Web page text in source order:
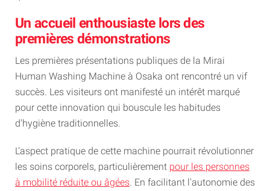
Un accueil enthousiaste lors des
premières démonstrations
Les premières présentations publiques de la Mirai
Human Washing Machine à Osaka ont rencontré un vif
succès. Les visiteurs ont manifesté un intérêt marqué
pour cette innovation qui bouscule les habitudes
d'hygiène traditionnelles.
L'aspect pratique de cette machine pourrait révolutionner
les soins corporels, particulièrement pour les personnes
à mobilité réduite ou âgées. En facilitant l'autonomie des